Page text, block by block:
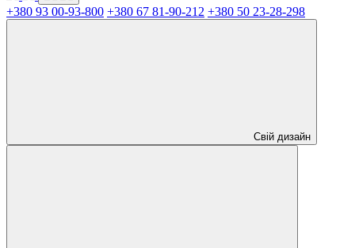
+380 93 00-93-800 +380 67 81-90-212 +380 50 23-28-298
Свій дизайн